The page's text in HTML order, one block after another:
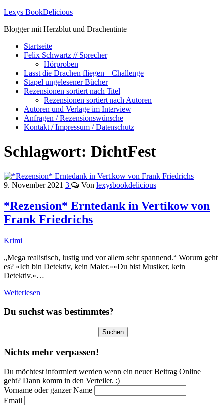
Lexys BookDelicious
Blogger mit Herzblut und Drachentinte
Startseite
Felix Schwartz // Sprecher
Hörproben
Lasst die Drachen fliegen – Challenge
Stapel ungelesener Bücher
Rezensionen sortiert nach Titel
Rezensionen sortiert nach Autoren
Autoren und Verlage im Interview
Anfragen / Rezensionswünsche
Kontakt / Impressum / Datenschutz
Schlagwort: DichtFest
9. November 2021 3 Von lexysbookdelicious
*Rezension* Erntedank in Vertikow von
Frank Friedrichs
Krimi
„Mega realistisch, lustig und vor allem sehr spannend.“ Worum geht
es? »Ich bin Detektiv, kein Maler.«»Du bist Musiker, kein
Detektiv.«…
Weiterlesen
Du suchst was bestimmtes?
nach:
Nichts mehr verpassen!
Du möchtest informiert werden wenn ein neuer Beitrag Online
geht? Dann komm in den Verteiler. :)
Vorname oder ganzer Name
Email